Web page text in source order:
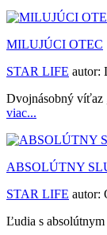
MILUJÚCI OTEC
STAR LIFE autor:
Dvojnásobný víťaz
viac...
ABSOLÚTNY
STAR LIFE autor:
Ľudia s